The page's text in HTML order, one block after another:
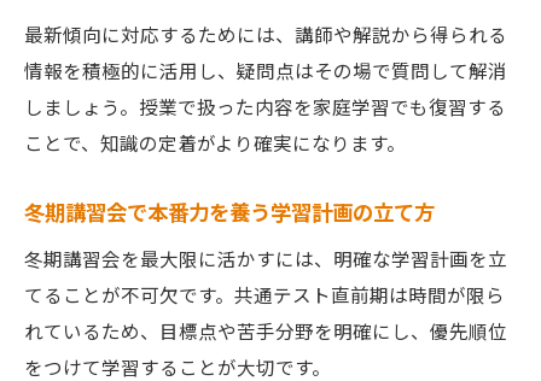
最新傾向に対応するためには、講師や解説から得られる
情報を積極的に活用し、疑問点はその場で質問して解消
しましょう。授業で扱った内容を家庭学習でも復習する
ことで、知識の定着がより確実になります。
冬期講習会で本番力を養う学習計画の立て方
冬期講習会を最大限に活かすには、明確な学習計画を立
てることが不可欠です。共通テスト直前期は時間が限ら
れているため、目標点や苦手分野を明確にし、優先順位
をつけて学習することが大切です。